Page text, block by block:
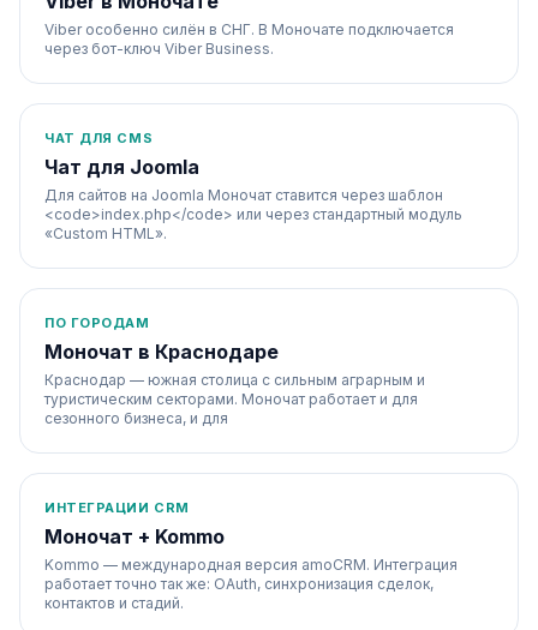
Viber особенно силён в СНГ. В Моночате подключается
через бот-ключ Viber Business.
ЧАТ ДЛЯ CMS
Чат для Joomla
Для сайтов на Joomla Моночат ставится через шаблон
<code>index.php</code> или через стандартный модуль
«Custom HTML».
ПО ГОРОДАМ
Моночат в Краснодаре
Краснодар — южная столица с сильным аграрным и
туристическим секторами. Моночат работает и для
сезонного бизнеса, и для
ИНТЕГРАЦИИ CRM
Моночат + Kommo
Kommo — международная версия amoCRM. Интеграция
работает точно так же: OAuth, синхронизация сделок,
контактов и стадий.